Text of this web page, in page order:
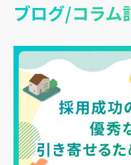
ブログ/コラム